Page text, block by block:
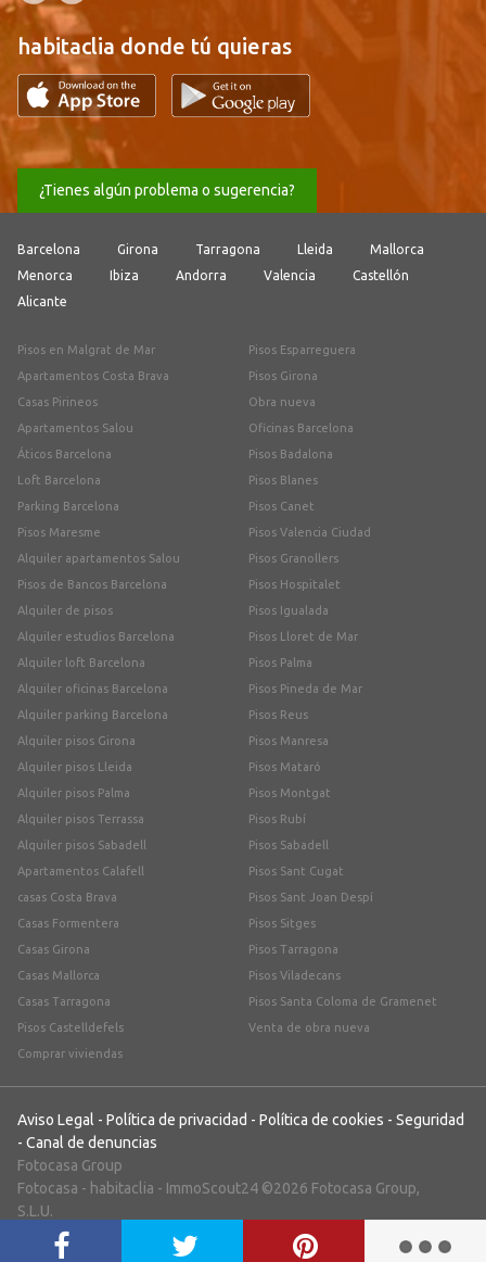
habitaclia donde tú quieras
¿Tienes algún problema o sugerencia?
Barcelona Girona Tarragona Lleida
Mallorca
Menorca
Ibiza Andorra Valencia
Castellón
Alicante
Pisos en Malgrat de Mar
Apartamentos Costa Brava
Casas Pirineos
Apartamentos Salou
Áticos Barcelona
Loft Barcelona
Parking Barcelona
Pisos Maresme
Alquiler apartamentos Salou
Pisos de Bancos Barcelona
Alquiler de pisos
Alquiler estudios Barcelona
Alquiler loft Barcelona
Alquiler oficinas Barcelona
Alquiler parking Barcelona
Alquiler pisos Girona
Alquiler pisos Lleida
Alquiler pisos Palma
Alquiler pisos Terrassa
Alquiler pisos Sabadell
Apartamentos Calafell
casas Costa Brava
Casas Formentera
Casas Girona
Casas Mallorca
Casas Tarragona
Pisos Castelldefels
Comprar viviendas
Pisos Esparreguera
Pisos Girona
Obra nueva
Oficinas Barcelona
Pisos Badalona
Pisos Blanes
Pisos Canet
Pisos Valencia Ciudad
Pisos Granollers
Pisos Hospitalet
Pisos Igualada
Pisos Lloret de Mar
Pisos Palma
Pisos Pineda de Mar
Pisos Reus
Pisos Manresa
Pisos Mataró
Pisos Montgat
Pisos Rubí
Pisos Sabadell
Pisos Sant Cugat
Pisos Sant Joan Despí
Pisos Sitges
Pisos Tarragona
Pisos Viladecans
Pisos Santa Coloma de Gramenet
Venta de obra nueva
Aviso Legal - Política de privacidad - Política de cookies - Seguridad
- Canal de denuncias
Fotocasa Group
Fotocasa - habitaclia - ImmoScout24 ©2026 Fotocasa Group,
S.L.U.